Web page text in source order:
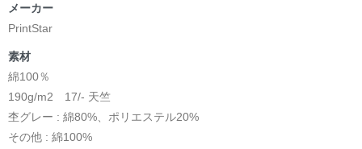
メーカー
PrintStar
素材
綿100％
190g/m2 17/- 天竺
杢グレー : 綿80%、ポリエステル20%
その他 : 綿100%